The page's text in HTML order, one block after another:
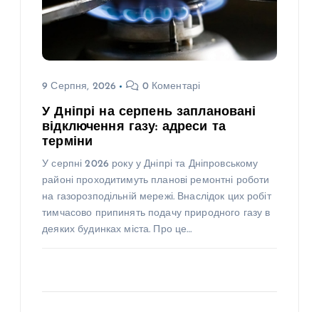
9 Серпня, 2026 0 Коментарі
У Дніпрі на серпень заплановані
відключення газу: адреси та
терміни
У серпні 2026 року у Дніпрі та Дніпровському
районі проходитимуть планові ремонтні роботи
на газорозподільній мережі. Внаслідок цих робіт
тимчасово припинять подачу природного газу в
деяких будинках міста. Про це…